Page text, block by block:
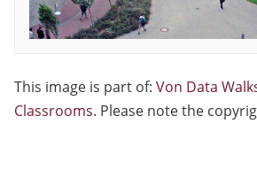
This image is part of: Von Data
Classrooms. Please note the